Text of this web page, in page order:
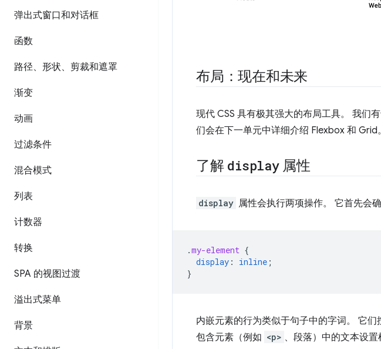
弹出式窗口和对话框
函数
路径、形状、剪裁和遮罩
渐变
动画
过滤条件
混合模式
列表
计数器
转换
SPA 的视图过渡
溢出式菜单
背景
布局：现在和未来
现代 CSS 具有极其强大的布局工具。 我们
们会在下一单元中详细介绍 Flexbox 和 Grid。
了解 display属性
display 属性会执行两项操作。 它首先会
.my-element {
display : inline ;
}
内嵌元素的行为类似于句子中的字词。 它们
包含元素（例如 <p> 、段落）中的文本设置